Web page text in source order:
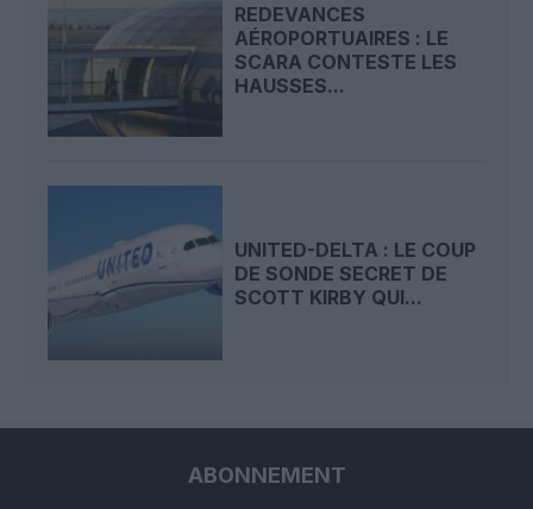
REDEVANCES
AÉROPORTUAIRES : LE
SCARA CONTESTE LES
HAUSSES...
UNITED-DELTA : LE COUP
DE SONDE SECRET DE
SCOTT KIRBY QUI...
ABONNEMENT